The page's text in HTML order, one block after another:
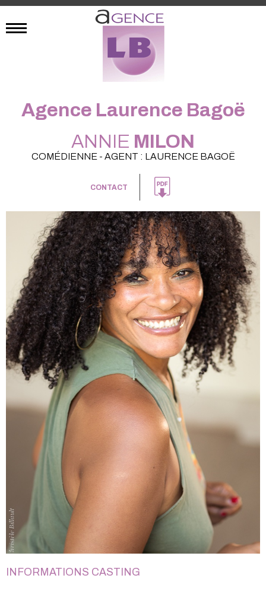
Agence Laurence Bagoë
ANNIE MILON
COMÉDIENNE - AGENT : LAURENCE BAGOË
CONTACT
INFORMATIONS CASTING